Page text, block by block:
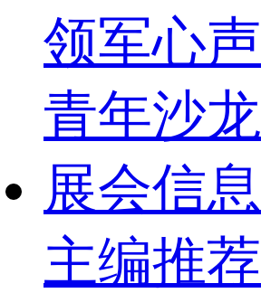
领军心声
青年沙龙
展会信息
主编推荐